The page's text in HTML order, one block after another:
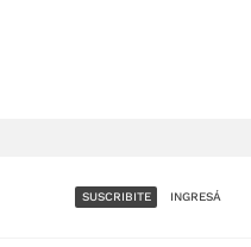
SUSCRIBITE INGRESÁ